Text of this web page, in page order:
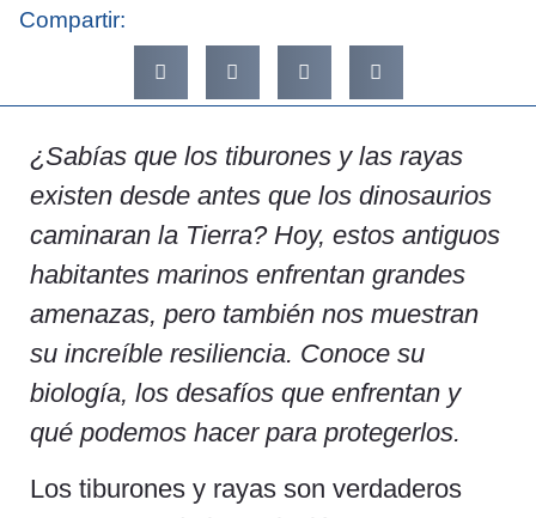
Compartir:
¿Sabías que los tiburones y las rayas
existen desde antes que los dinosaurios
caminaran la Tierra? Hoy, estos antiguos
habitantes marinos enfrentan grandes
amenazas, pero también nos muestran
su increíble resiliencia. Conoce su
biología, los desafíos que enfrentan y
qué podemos hacer para protegerlos.
Los tiburones y rayas son verdaderos